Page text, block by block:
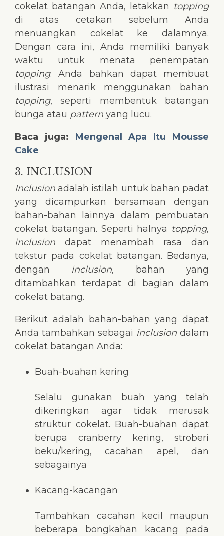
cokelat batangan Anda, letakkan topping
di atas cetakan sebelum Anda
menuangkan cokelat ke dalamnya.
Dengan cara ini, Anda memiliki banyak
waktu untuk menata penempatan
topping. Anda bahkan dapat membuat
ilustrasi menarik menggunakan bahan
topping, seperti membentuk batangan
bunga atau pattern yang lucu.
Baca juga: Mengenal Apa Itu Mousse
Cake
3. INCLUSION
Inclusion adalah istilah untuk bahan padat
yang dicampurkan bersamaan dengan
bahan-bahan lainnya dalam pembuatan
cokelat batangan. Seperti halnya topping,
inclusion dapat menambah rasa dan
tekstur pada cokelat batangan. Bedanya,
dengan inclusion, bahan yang
ditambahkan terdapat di bagian dalam
cokelat batang.
Berikut adalah bahan-bahan yang dapat
Anda tambahkan sebagai inclusion dalam
cokelat batangan Anda:
Buah-buahan kering
Selalu gunakan buah yang telah
dikeringkan agar tidak merusak
struktur cokelat. Buah-buahan dapat
berupa cranberry kering, stroberi
beku/kering, cacahan apel, dan
sebagainya
Kacang-kacangan
Tambahkan cacahan kecil maupun
beberapa bongkahan kacang pada